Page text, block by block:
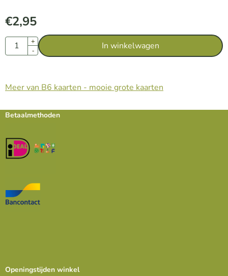
€2,95
Aantal
+
-
In winkelwagen
Meer van B6 kaarten - mooie grote kaarten
Betaalmethoden
Openingstijden winkel